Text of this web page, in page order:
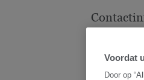
Voordat
Door op